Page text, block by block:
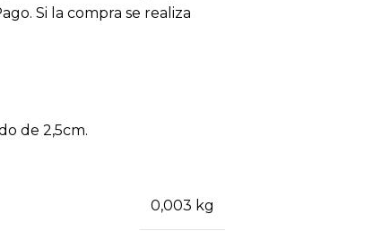
Si la compra se realiza
de 2,5cm.
0,003 kg